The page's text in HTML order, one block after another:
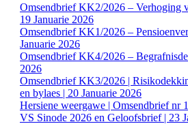
Omsendbrief KK2/2026 – Verhoging
19 Januarie 2026
Omsendbrief KK1/2026 –
Januarie 2026
Omsendbrief KK4/2026 –
2026
Omsendbrief KK3/2026 |
en bylaes | 20 Januarie 2026
Hersiene weergawe | Omsendbrief nr
VS Sinode 2026 en Geloofsbrief | 23